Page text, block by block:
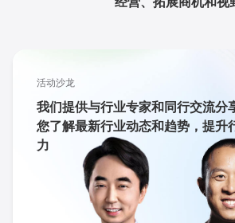
活动沙龙
我们提供与行业专家和同行交流分
您了解最新行业动态和趋势，提升
力